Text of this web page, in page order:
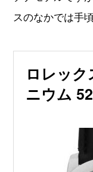
スのなかでは手頃
ロレッ
ニウム